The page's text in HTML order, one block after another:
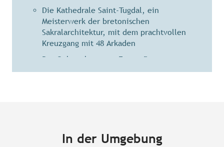
Die Kathedrale Saint-Tugdal, ein
Meisterwerk der bretonischen
Sakralarchitektur, mit dem prachtvollen
Kreuzgang mit 48 Arkaden
Das Geburtshaus von Ernest Renan
Buchhändler
In der Umgebung